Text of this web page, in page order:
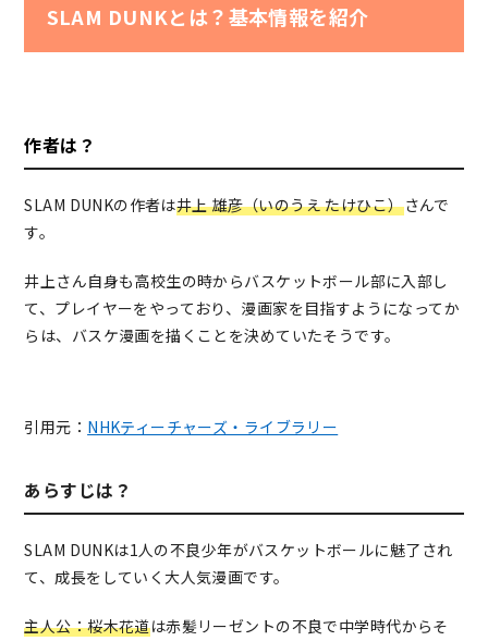
SLAM DUNKとは？基本情報を紹介
作者は？
SLAM DUNKの作者は井上 雄彦（いのうえ たけひこ）さんで
す。
井上さん自身も高校生の時からバスケットボール部に入部し
て、プレイヤーをやっており、漫画家を目指すようになってか
らは、バスケ漫画を描くことを決めていたそうです。
引用元： NHKティーチャーズ・ライブラリー
あらすじは？
SLAM DUNKは1人の不良少年がバスケットボールに魅了され
て、成長をしていく大人気漫画です。
主人公：桜木花道は赤髪リーゼントの不良で中学時代からそ